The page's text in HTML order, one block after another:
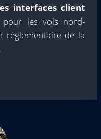
interfaces client
pour les vols nord-
réglementaire de la